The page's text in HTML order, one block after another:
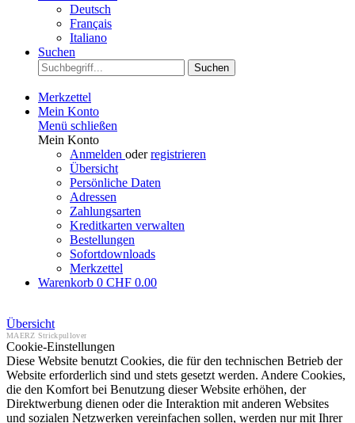
Deutsch
Français
Italiano
Suchen
Suchen
Merkzettel
Mein Konto
Menü schließen
Mein Konto
Anmelden oderregistrieren
Übersicht
Persönliche Daten
Adressen
Zahlungsarten
Kreditkarten verwalten
Bestellungen
Sofortdownloads
Merkzettel
Warenkorb 0 CHF 0.00
Übersicht
MAERZ Strickpullover
Cookie-Einstellungen
Diese Website benutzt Cookies, die für den technischen Betrieb der
Website erforderlich sind und stets gesetzt werden. Andere Cookies,
die den Komfort bei Benutzung dieser Website erhöhen, der
Direktwerbung dienen oder die Interaktion mit anderen Websites
und sozialen Netzwerken vereinfachen sollen, werden nur mit Ihrer